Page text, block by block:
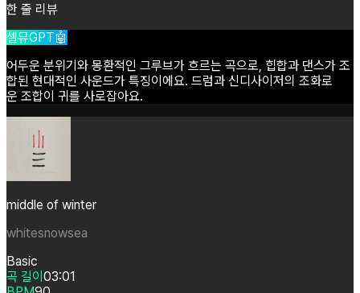
한 줄 리뷰
셀뮤GPT🤖
어두운 분위기와 몽환적인 그루브가 흐르는 곡으로, 힙합과 댄스가 조
합된 현대적인 사운드가 특징이에요. 드럼과 신디사이저의 조화로
운 조합이 귀를 사로잡아요.
middle of winter
whitesnowsea
Basic
곡 길이 03:01